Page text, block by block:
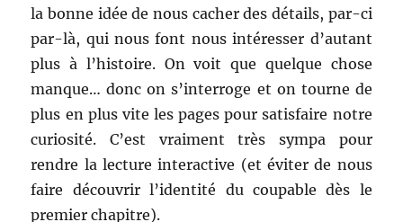
la bonne idée de nous cacher des détails, par-ci
par-là, qui nous font nous intéresser d’autant
plus à l’histoire. On voit que quelque chose
manque… donc on s’interroge et on tourne de
plus en plus vite les pages pour satisfaire notre
curiosité. C’est vraiment très sympa pour
rendre la lecture interactive (et éviter de nous
faire découvrir l’identité du coupable dès le
premier chapitre).